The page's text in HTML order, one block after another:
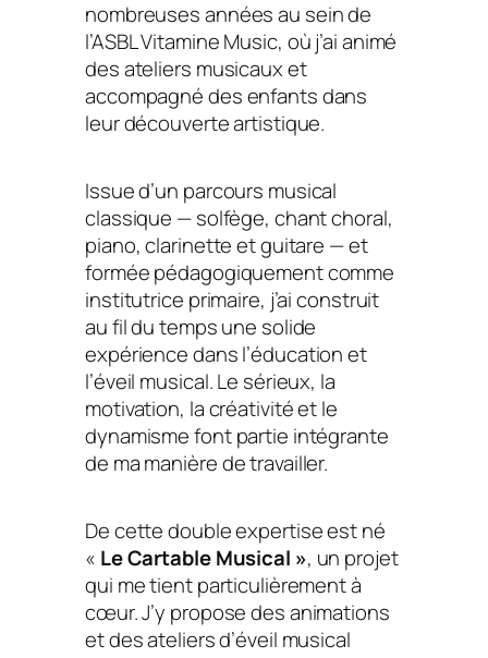
nombreuses années au sein de
l’ASBL Vitamine Music, où j’ai animé
des ateliers musicaux et
accompagné des enfants dans
leur découverte artistique.
Issue d’un parcours musical
classique — solfège, chant choral,
piano, clarinette et guitare — et
formée pédagogiquement comme
institutrice primaire, j’ai construit
au fil du temps une solide
expérience dans l’éducation et
l’éveil musical. Le sérieux, la
motivation, la créativité et le
dynamisme font partie intégrante
de ma manière de travailler.
De cette double expertise est né
« Le Cartable Musical », un projet
qui me tient particulièrement à
cœur. J’y propose des animations
et des ateliers d’éveil musical